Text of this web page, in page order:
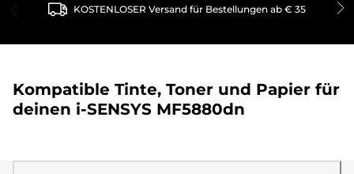
KOSTENLOSER Versand für Bestellungen ab € 35
Kompatible Tinte, Toner und Papier für
deinen i-SENSYS MF5880dn